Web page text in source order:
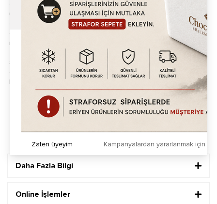
Chocoworld grubu alt markalarıyla birlikte ürünlerini kendi fabirkasında
üretir. Ürünlerimizin tamamı depolarımızda stoklu olarak size
sunulmaktadır. Profesyonel satış temsilcilerimiz ve depo operasyon
ekibimiz, saat 15:00'e kadar verilen siparişlerinizi en geç 24 saat
içerisinde kargoya verilerek tarafınıza sevkiyatlar sağlanmaktadır.
Türkiye'nin en büyük Waffle çikolataları,Waffle Makineleri,Waffle
Sosları,Süsleme Malzemeleri alanında 500'den fazla ürünü kendi
ekosisteminde barındıran Chocoworld, Türkiye başta olmak üzere
Sosyal Medya`da Takip Et
Daha Fazla Bilgi
Online İşlemler
Kampanyalardan yararlanmak için
Zaten üyeyim